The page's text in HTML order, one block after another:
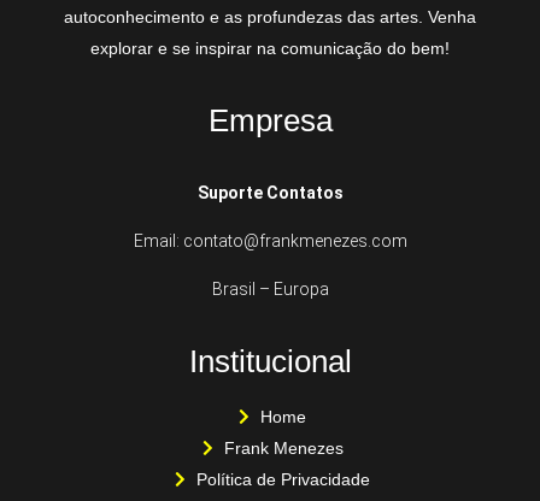
autoconhecimento e as profundezas das artes. Venha
explorar e se inspirar na comunicação do bem!
Empresa
Suporte Contatos
Email: contato@frankmenezes.com
Brasil – Europa
Institucional
Home
Frank Menezes
Política de Privacidade